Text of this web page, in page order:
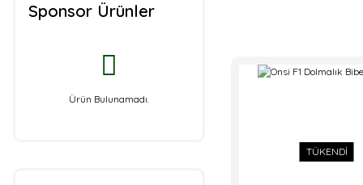
Rijk Zwaan (15)
Sakata Tohum (15)
Sponsor Ürünler
Ürün Bulunamadı.
TÜKENDİ